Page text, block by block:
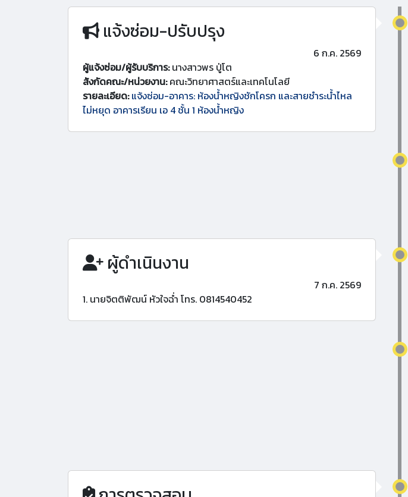
แจ้งซ่อม-ปรับปรุง
6 ก.ค. 2569
ผู้แจ้งซ่อม/ผู้รับบริการ:นางสาวพร ปู่โต
สังกัดคณะ/หน่วยงาน:คณะวิทยาศาสตร์และเทคโนโลยี
รายละเอียด: แจ้งซ่อม-อาคาร: ห้องน้ำหญิงชักโครก และสายชำระน้ำไหล
ไม่หยุด อาคารเรียน เอ 4 ชั้น 1 ห้องน้ำหญิง
ผู้ดำเนินงาน
7 ก.ค. 2569
1. นายจิตติพัฒน์ หัวใจฉ่ำ โทร. 0814540452